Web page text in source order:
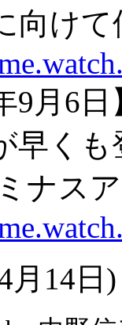
向け
9月6
早くも
ナス
月14日)